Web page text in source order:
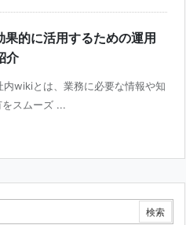
的に活用するための運用
介
wikiとは、業務に必要な情報や知
スムーズ ...